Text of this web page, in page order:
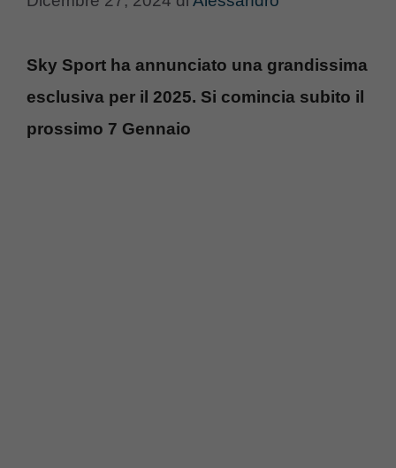
Sky Sport ha annunciato una grandissima
esclusiva per il 2025. Si comincia subito il
prossimo 7 Gennaio